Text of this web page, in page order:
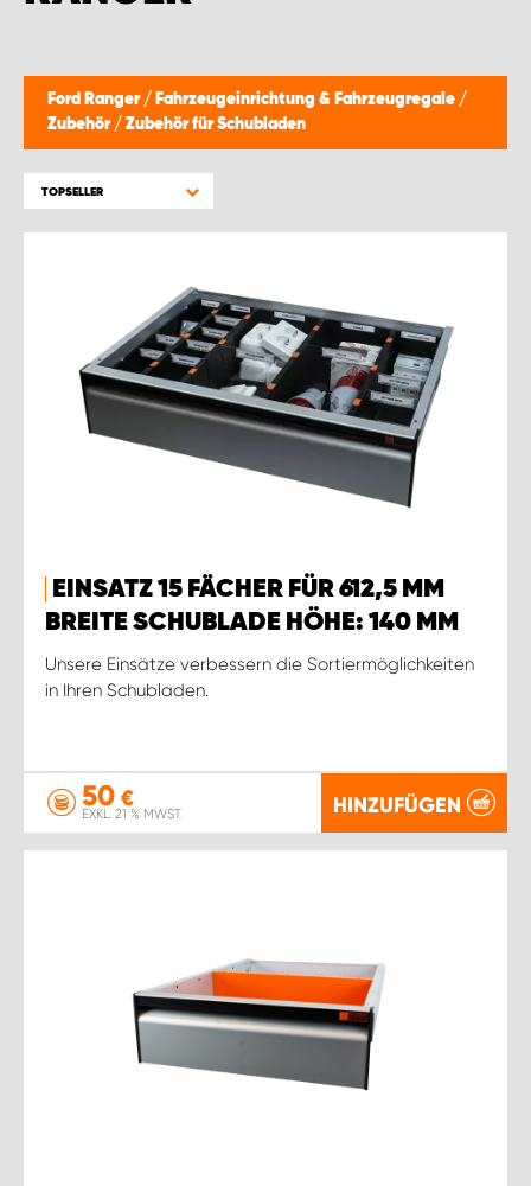
Ford Ranger / Fahrzeugeinrichtung & Fahrzeugregale /
Zubehör / Zubehör für Schubladen
TOPSELLER
EINSATZ 15 FÄCHER FÜR 612,5 MM
BREITE SCHUBLADE HÖHE: 140 MM
Unsere Einsätze verbessern die Sortiermöglichkeiten
in Ihren Schubladen.
50 €
EXKL. 21 % MWST. HINZUFÜGEN
WORK SYSTEM BRÜSSEL
WORK SYSTEM LIMBURG-KEMPEN
WORK SYSTEM WORK SYSTEM BRÜGGE